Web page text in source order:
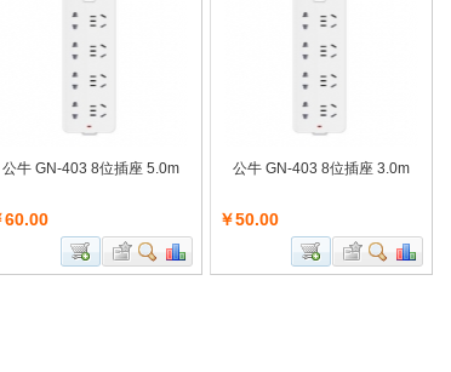
公牛 GN-403 8位插座 5.0m
60.00
公牛 GN-403 8位插座 3.0m
￥50.00